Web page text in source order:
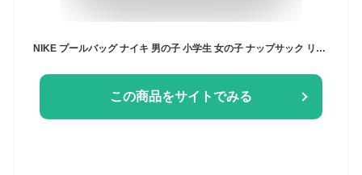
この商品をサイトでみる